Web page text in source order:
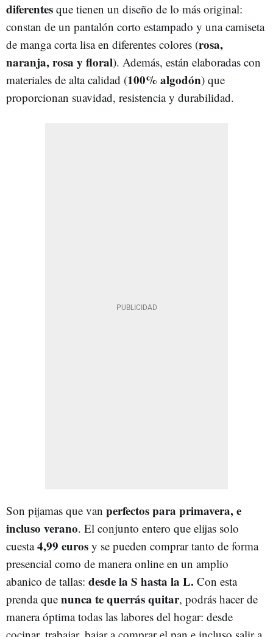
diferentes que tienen un diseño de lo más original:
constan de un pantalón corto estampado y una camiseta
de manga corta lisa en diferentes colores (rosa,
naranja, rosa y floral). Además, están elaboradas con
materiales de alta calidad (100% algodón) que
proporcionan suavidad, resistencia y durabilidad.
Son pijamas que van perfectos para primavera, e
incluso verano. El conjunto entero que elijas solo
cuesta4,99 euros y se pueden comprar tanto de forma
presencial como de manera online en un amplio
abanico de tallas: desde la S hasta la L. Con esta
prenda que nunca te querrás quitar, podrás hacer de
manera óptima todas las labores del hogar: desde